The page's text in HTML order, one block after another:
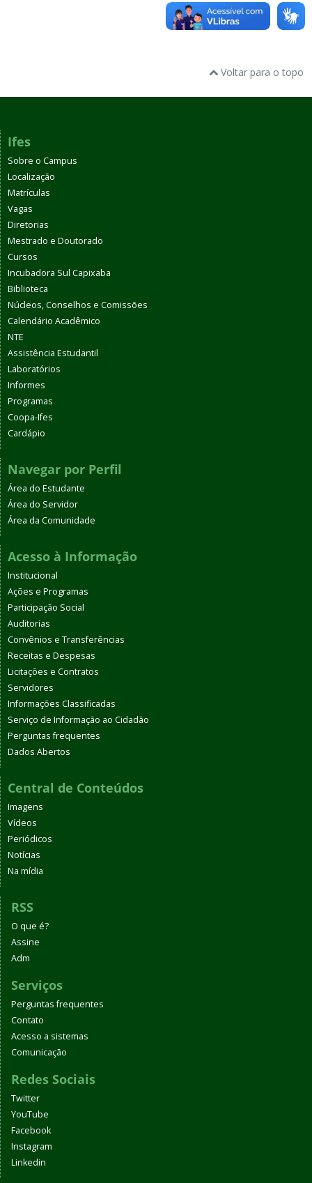
Voltar para o topo
Ifes
Sobre o Campus
Localização
Matrículas
Vagas
Diretorias
Mestrado e Doutorado
Cursos
Incubadora Sul Capixaba
Biblioteca
Núcleos, Conselhos e Comissões
Calendário Acadêmico
NTE
Assistência Estudantil
Laboratórios
Informes
Programas
Coopa-Ifes
Cardápio
Navegar por Perfil
Área do Estudante
Área do Servidor
Área da Comunidade
Acesso à Informação
Institucional
Ações e Programas
Participação Social
Auditorias
Convênios e Transferências
Receitas e Despesas
Licitações e Contratos
Servidores
Informações Classificadas
Serviço de Informação ao Cidadão
Perguntas frequentes
Dados Abertos
Central de Conteúdos
Imagens
Vídeos
Periódicos
Notícias
Na mídia
RSS
O que é?
Assine
Adm
Serviços
Perguntas frequentes
Contato
Acesso a sistemas
Comunicação
Redes Sociais
Twitter
YouTube
Facebook
Instagram
Linkedin